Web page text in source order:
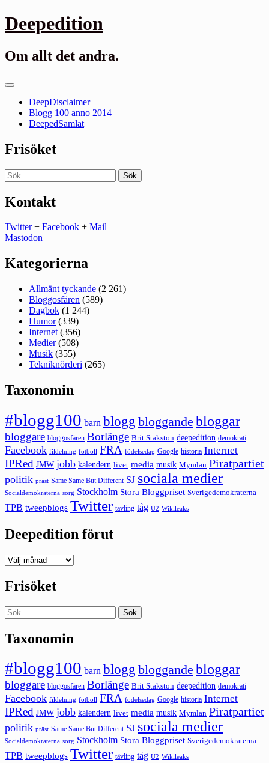
Gå
till
Deepedition
Om allt det andra.
Primär
DeepDisclaimer
Blogg 100 anno 2014
DeepedSamlat
Frisöket
Sök
efter:
Kontakt
Twitter+ Facebook + Mail
Mastodon
Kategorierna
Allmänt tyckande (2 261)
Bloggosfären (589)
Dagbok (1 244)
Humor(339)
Internet (356)
Medier(508)
Musik (355)
Tekniknörderi (265)
Taxonomin
#blogg100 barn blogg bloggande bloggar
bloggare bloggosfären Borlänge Brit Stakston deepedition demokrati
Facebook fildelning fotboll FRA födelsedag Google historia Internet
IPRed JMW jobb kalendern livet media musik Mymlan Piratpartiet
politik präst Same Same But Different SJ sociala medier
Socialdemokraterna sorg Stockholm Stora Bloggpriset Sverigedemokraterna
TPB tweepblogs Twitter tävling tåg U2 Wikileaks
Deepedition förut
Deepedition
Frisöket
Sök
efter:
Taxonomin
#blogg100 barn blogg bloggande bloggar
bloggare bloggosfären Borlänge Brit Stakston deepedition demokrati
Facebook fildelning fotboll FRA födelsedag Google historia Internet
IPRed JMW jobb kalendern livet media musik Mymlan Piratpartiet
politik präst Same Same But Different SJ sociala medier
Socialdemokraterna sorg Stockholm Stora Bloggpriset Sverigedemokraterna
TPB tweepblogs Twitter tävling tåg U2 Wikileaks